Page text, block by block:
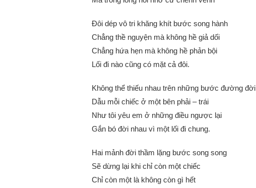
Đôi dép vô tri khăng khít bước song hành
Chẳng thề nguyện mà không hề giả dối
Chẳng hứa hẹn mà không hề phản bội
Lối đi nào cũng có mặt cả đôi.
Không thể thiếu nhau trên những bước đường đời
Dẫu mỗi chiếc ở một bên phải – trái
Như tôi yêu em ở những điều ngược lại
Gắn bó đời nhau vì một lối đi chung.
Hai mảnh đời thầm lặng bước song song
Sẽ dừng lại khi chỉ còn một chiếc
Chỉ còn một là không còn gì hết